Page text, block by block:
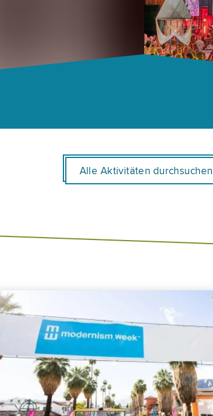
Alle Aktivitäten durchsuchen